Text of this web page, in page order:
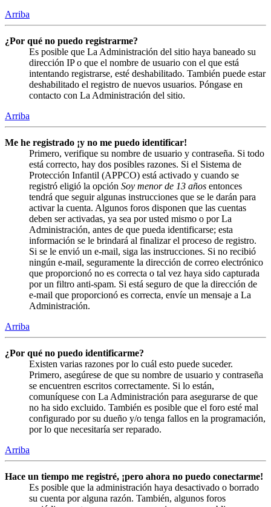
Arriba
¿Por qué no puedo registrarme?
Es posible que La Administración del sitio haya baneado su
dirección IP o que el nombre de usuario con el que está
intentando registrarse, esté deshabilitado. También puede estar
deshabilitado el registro de nuevos usuarios. Póngase en
contacto con La Administración del sitio.
Arriba
Me he registrado ¡y no me puedo identificar!
Primero, verifique su nombre de usuario y contraseña. Si todo
está correcto, hay dos posibles razones. Si el Sistema de
Protección Infantil (APPCO) está activado y cuando se
registró eligió la opción Soy menor de 13 años entonces
tendrá que seguir algunas instrucciones que se le darán para
activar la cuenta. Algunos foros disponen que las cuentas
deben ser activadas, ya sea por usted mismo o por La
Administración, antes de que pueda identificarse; esta
información se le brindará al finalizar el proceso de registro.
Si se le envió un e-mail, siga las instrucciones. Si no recibió
ningún e-mail, seguramente la dirección de correo electrónico
que proporcionó no es correcta o tal vez haya sido capturada
por un filtro anti-spam. Si está seguro de que la dirección de
e-mail que proporcionó es correcta, envíe un mensaje a La
Administración.
Arriba
¿Por qué no puedo identificarme?
Existen varias razones por lo cuál esto puede suceder.
Primero, asegúrese de que su nombre de usuario y contraseña
se encuentren escritos correctamente. Si lo están,
comuníquese con La Administración para asegurarse de que
no ha sido excluido. También es posible que el foro esté mal
configurado por su dueño y/o tenga fallos en la programación,
por lo que necesitaría ser reparado.
Arriba
Hace un tiempo me registré, ¡pero ahora no puedo conectarme!
Es posible que la administración haya desactivado o borrado
su cuenta por alguna razón. También, algunos foros